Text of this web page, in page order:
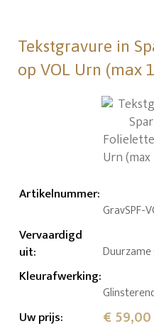
Tekstgravure in
op VOL Urn (max
Artikelnummer:
GravSPF-
Vervaardigd
uit:
Kleurafwerking:
Uw prijs: € 59,00